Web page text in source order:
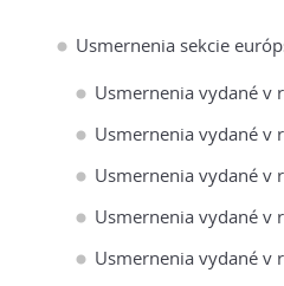
Usmernenia sekcie
Usmernenia vydané v
Usmernenia vydané v
Usmernenia vydané v
Usmernenia vydané v
Usmernenia vydané v